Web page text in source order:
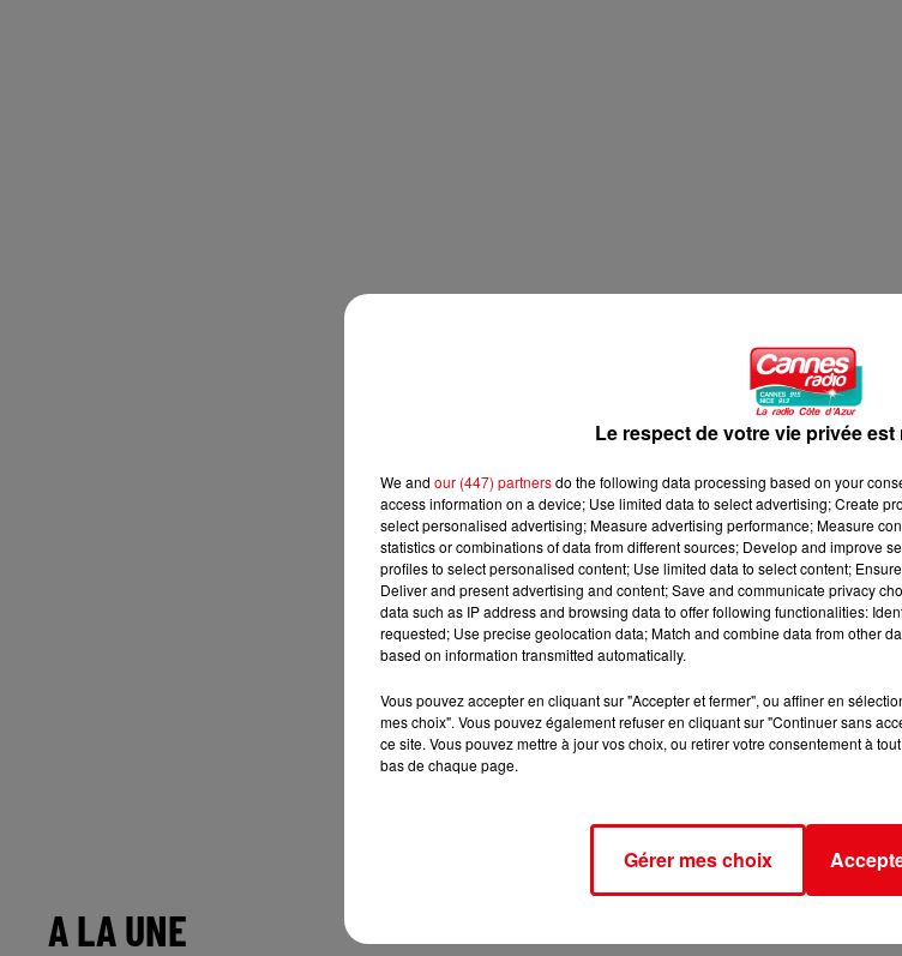
A LA UNE
Le respect de votre vie privée
We and our (447) partnersdo the following data processing based on your
access information on a device; Use limited data to select advertising; Create
select personalised advertising; Measure advertising performance; Measure
statistics or combinations of data from different sources; Develop and improve
profiles to select personalised content; Use limited data to select content;
Deliver and present advertising and content; Save and communicate privacy
data such as IP address and browsing data to offer following functionalities:
requested; Use precise geolocation data; Match and combine data from other
based on information transmitted automatically.
Vous pouvez accepter en cliquant sur "Accepter et fermer", ou affiner en
mes choix". Vous pouvez également refuser en cliquant sur "Continuer sans
ce site. Vous pouvez mettre à jour vos choix, ou retirer votre consentement à
bas de chaque page.
Gérer mes choix